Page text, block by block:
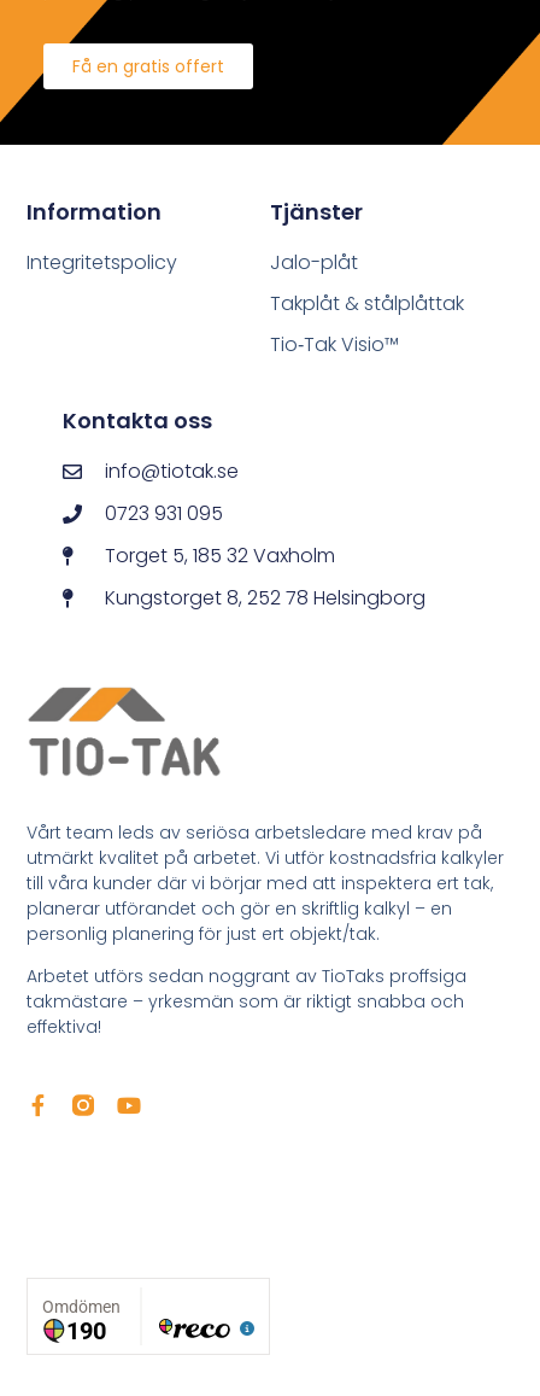
Få en gratis offert
Vårt team leds av seriösa arbetsledare med krav på
utmärkt kvalitet på arbetet. Vi utför kostnadsfria kalkyler
till våra kunder där vi börjar med att inspektera ert tak,
planerar utförandet och gör en skriftlig kalkyl – en
personlig planering för just ert objekt/tak.
Arbetet utförs sedan noggrant av TioTaks proffsiga
takmästare – yrkesmän som är riktigt snabba och
effektiva!
Kontakta oss
info@tiotak.se
0723 931 095
Torget 5, 185 32 Vaxholm
Kungstorget 8, 252 78 Helsingborg
Tjänster
Jalo-plåt
Takplåt & stålplåttak
Tio‑Tak Visio™
Information
Integritetspolicy